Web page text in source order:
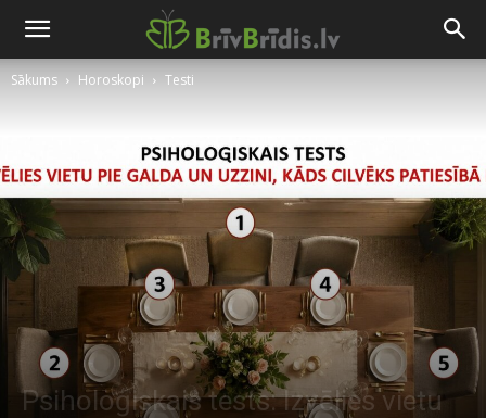
Sākums Horoskopi Testi
Psiholoģiskais tests: Izvēlies vietu